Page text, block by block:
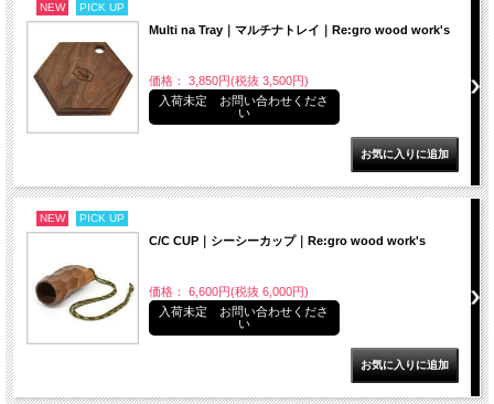
NEW PICK UP
Multi na Tray｜マルチナトレイ｜Re:gro wood work's
価格： 3,850円(税抜 3,500円)
入荷未定 お問い合わせくださ
い
NEW PICK UP
C/C CUP｜シーシーカップ｜Re:gro wood work's
価格： 6,600円(税抜 6,000円)
入荷未定 お問い合わせくださ
い